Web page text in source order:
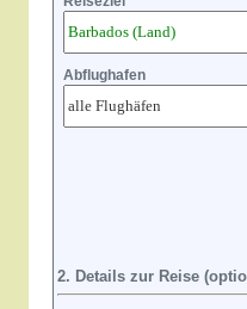
Abflughafen
2. Details zur Reise